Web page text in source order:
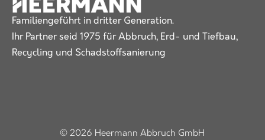
Familiengeführt in dritter Generation.
Ihr Partner seid 1975 für Abbruch, Erd- und Tiefbau,
Recycling und Schadstoffsanierung
© 2026 Heermann Abbruch GmbH